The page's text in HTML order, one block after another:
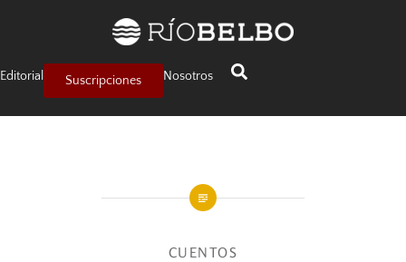
Editorial Suscripciones Nosotros
CUENTOS